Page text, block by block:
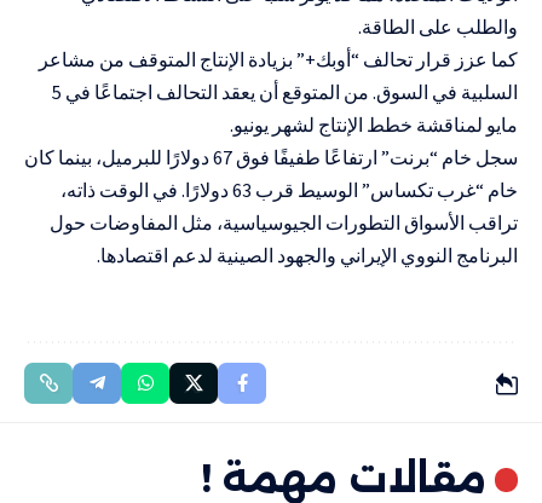
والطلب على الطاقة.
كما عزز قرار تحالف “أوبك+” بزيادة الإنتاج المتوقف من مشاعر
السلبية في السوق. من المتوقع أن يعقد التحالف اجتماعًا في 5
مايو لمناقشة خطط الإنتاج لشهر يونيو.
سجل خام “برنت” ارتفاعًا طفيفًا فوق 67 دولارًا للبرميل، بينما كان
خام “غرب تكساس” الوسيط قرب 63 دولارًا. في الوقت ذاته،
تراقب الأسواق التطورات الجيوسياسية، مثل المفاوضات حول
البرنامج النووي الإيراني والجهود الصينية لدعم اقتصادها.
مقالات مهمة !